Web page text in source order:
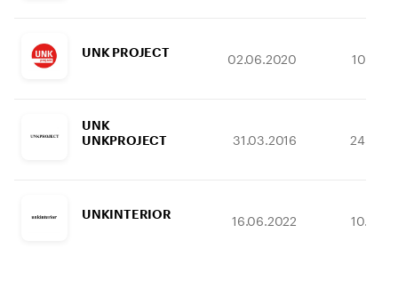
UNK PROJECT 02.06.2020
UNK
UNKPROJECT
31.03.2016
UNKINTERIOR 16.06.2022